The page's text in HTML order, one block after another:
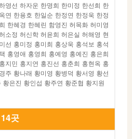
영선 하자운 한명희 한미정 한선희 한
연 한용호 한일순 한정연 한정욱 한정
한혜경 한혜린 함영진 허목화 허미영
소정 허신학 허윤희 허은실 허해영 현
선 홍미정 홍미희 홍상욱 홍석보 홍석
홍영애 홍영희 홍예영 홍예진 홍은희
지민 홍지연 홍진선 홍춘희 홍현옥 홍
주 황나래 황미영 황병덕 황서영 황선
은진 황인섭 황주연 황준협 황지원
곳